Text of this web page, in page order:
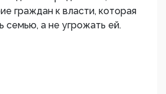
граждан к власти, которая
а не угрожать ей.